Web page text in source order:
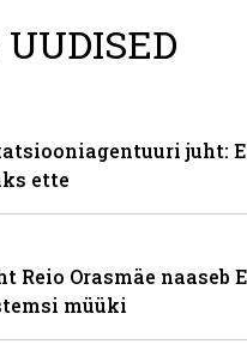
juht:
ette
Reio Orasmäe naaseb
müüki